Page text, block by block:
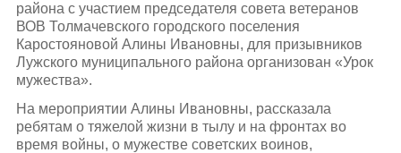
района с участием председателя совета ветеранов
ВОВ Толмачевского городского поселения
Каростояновой Алины Ивановны, для призывников
Лужского муниципального района организован «Урок
мужества».
На мероприятии Алины Ивановны, рассказала
ребятам о тяжелой жизни в тылу и на фронтах во
время войны, о мужестве советских воинов,